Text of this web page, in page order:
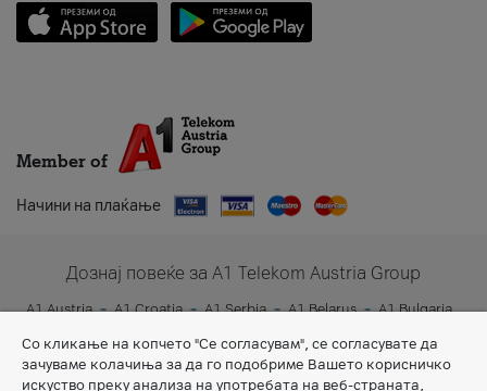
Member of
Начини на плаќање
Дознај повеќе за A1 Telekom Austria Group
A1 Austria A1 Croatia A1 Serbia A1 Belarus
A1 Bulgaria
Со кликање на копчето "Се согласувам", се согласувате да
зачуваме колачиња за да го подобриме Вашето корисничко
искуство преку анализа на употребата на веб-страната,